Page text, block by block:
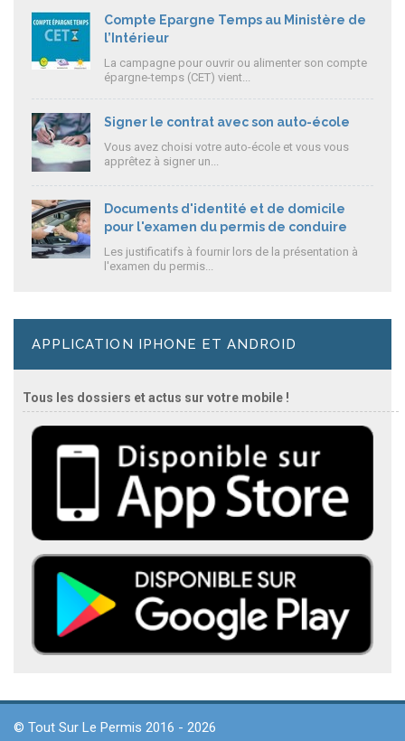
Compte Epargne Temps au Ministère de
l’Intérieur
La campagne pour ouvrir ou alimenter son compte
épargne-temps (CET) vient...
Signer le contrat avec son auto-école
Vous avez choisi votre auto-école et vous vous
apprêtez à signer un...
Documents d'identité et de domicile
pour l'examen du permis de conduire
Les justificatifs à fournir lors de la présentation à
l'examen du permis...
APPLICATION IPHONE ET ANDROID
Tous les dossiers et actus sur votre mobile !
© Tout Sur Le Permis 2016 - 2026